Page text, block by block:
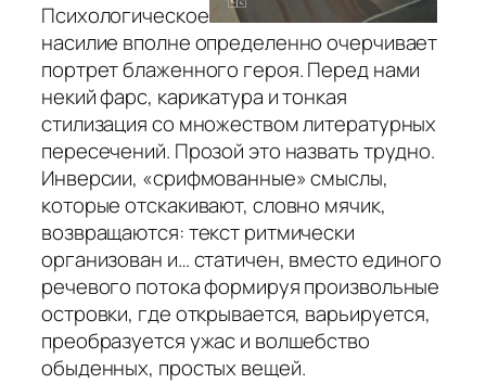
Психологическое
насилие вполне определенно очерчивает
портрет блаженного героя. Перед нами
некий фарс, карикатура и тонкая
стилизация со множеством литературных
пересечений. Прозой это назвать трудно.
Инверсии, «срифмованные» смыслы,
которые отскакивают, словно мячик,
возвращаются: текст ритмически
организован и… статичен, вместо единого
речевого потока формируя произвольные
островки, где открывается, варьируется,
преобразуется ужас и волшебство
обыденных, простых вещей.